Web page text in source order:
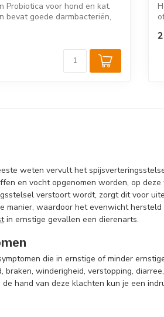
Probiotica voor hond en kat.
bevat goede darmbacteriën,
weten vervult het
en vocht opgenomen worden, op
verstoort wordt, zorgt dit voor
manier, waardoor het evenwicht
in ernstige gevallen een dierenarts.
die in ernstige of minder
braken, winderigheid, verstopping,
hand van deze klachten kun je een